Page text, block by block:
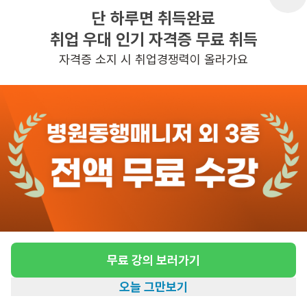
반경 3KM 이내의 일자리 확인하기
단 하루면 취득완료
취업 우대 인기 자격증 무료 취득
자격증 소지 시 취업경쟁력이 올라가요
무료 강의 보러가기
오늘 그만보기